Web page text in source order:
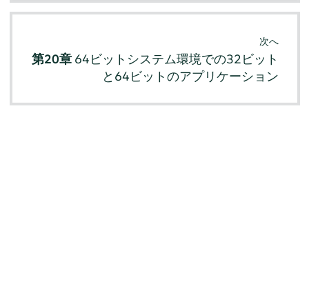
次へ
第20章 64ビットシステム環境での32ビット
と64ビットのアプリケーション